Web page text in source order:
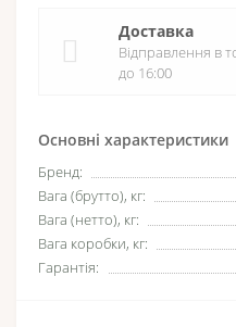
Основні характеристики
Бренд:
Вага (брутто), кг:
Вага (нетто), кг:
Вага коробки, кг:
Гарантія:
Доставка
Відправлення в
до 16:00